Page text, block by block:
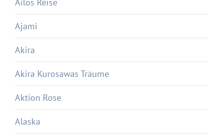
Ailos Reise
Ajami
Akira
Akira Kurosawas Träume
Aktion Rose
Alaska